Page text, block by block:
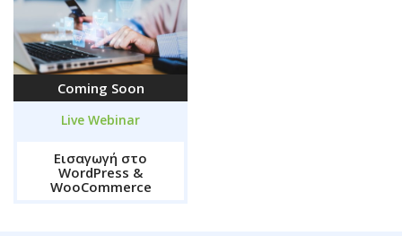
Coming Soon
Live Webinar
Εισαγωγή στο
WordPress &
WooCommerce
Περισσότερα